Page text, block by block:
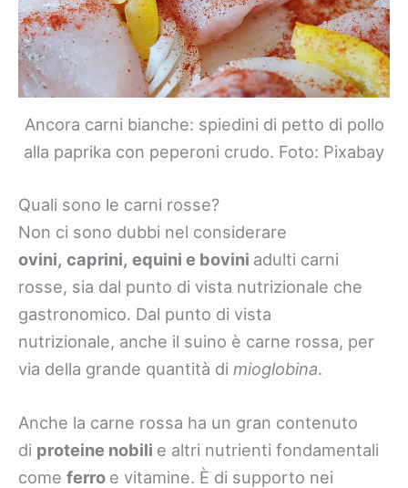
Ancora carni bianche: spiedini di petto di pollo
alla paprika con peperoni crudo. Foto: Pixabay
Quali sono le carni rosse?
Non ci sono dubbi nel considerare
ovini, caprini, equini e bovini adulti carni
rosse, sia dal punto di vista nutrizionale che
gastronomico. Dal punto di vista
nutrizionale, anche il suino è carne rossa, per
via della grande quantità di mioglobina.
Anche la carne rossa ha un gran contenuto
di proteine nobili e altri nutrienti fondamentali
come ferro e vitamine. È di supporto nei